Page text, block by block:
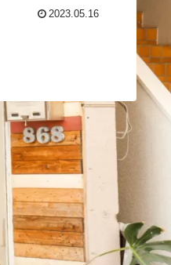
2023.05.16